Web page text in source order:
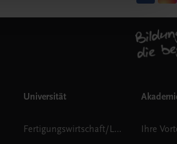
Universität
Fertigungswirtschaft/Logistik
Ihre